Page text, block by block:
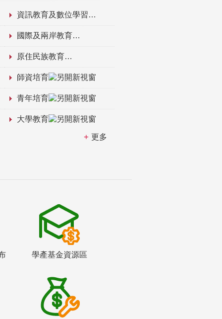
資訊教育及數位學習
國際及兩岸教育
原住民族教育
師資培育
青年培育
大學教育
更多
學產基金資源區